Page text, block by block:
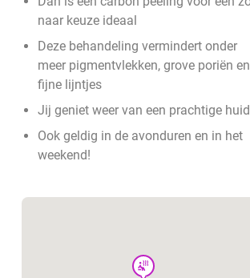
naar keuze ideaal
Deze behandeling vermindert onder
meer pigmentvlekken, grove poriën en
fijne lijntjes
Jij geniet weer van een prachtige huid
Ook geldig in de avonduren en in het
weekend!
wellness